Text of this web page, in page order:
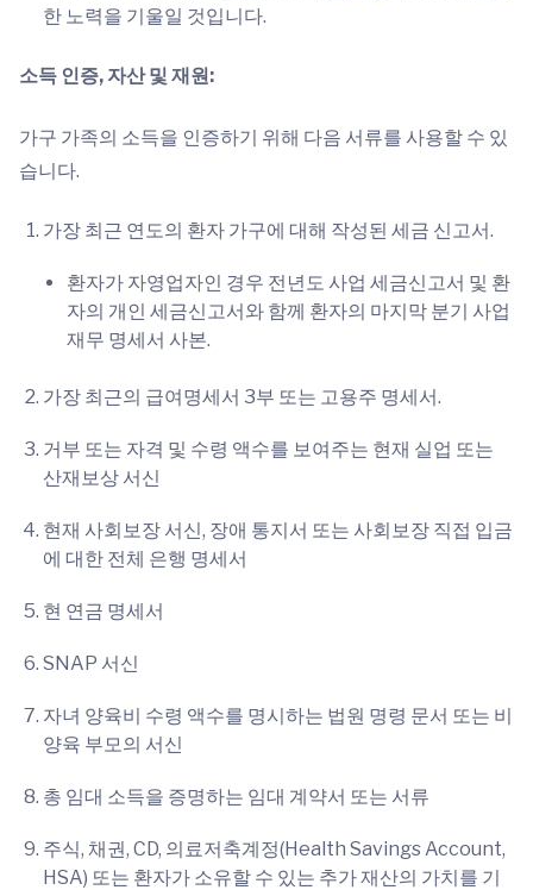
한 노력을 기울일 것입니다.
소득 인증, 자산 및 재원:
가구 가족의 소득을 인증하기 위해 다음 서류를 사용할 수 있
습니다.
가장 최근 연도의 환자 가구에 대해 작성된 세금 신고서.
환자가 자영업자인 경우 전년도 사업 세금신고서 및 환
자의 개인 세금신고서와 함께 환자의 마지막 분기 사업
재무 명세서 사본.
가장 최근의 급여명세서 3부 또는 고용주 명세서.
거부 또는 자격 및 수령 액수를 보여주는 현재 실업 또는
산재보상 서신
현재 사회보장 서신, 장애 통지서 또는 사회보장 직접 입금
에 대한 전체 은행 명세서
현 연금 명세서
SNAP 서신
자녀 양육비 수령 액수를 명시하는 법원 명령 문서 또는 비
양육 부모의 서신
총 임대 소득을 증명하는 임대 계약서 또는 서류
주식, 채권, CD, 의료저축계정(Health Savings Account,
HSA) 또는 환자가 소유할 수 있는 추가 재산의 가치를 기